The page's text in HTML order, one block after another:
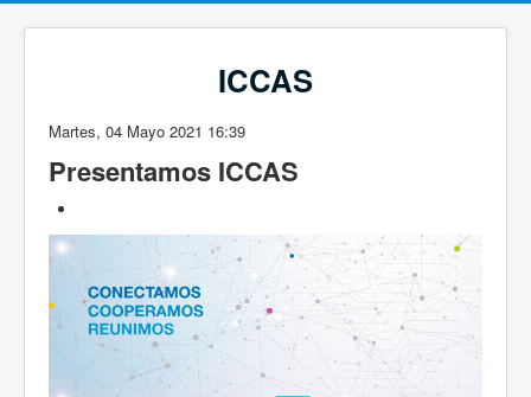
ICCAS
Martes, 04 Mayo 2021 16:39
Presentamos ICCAS